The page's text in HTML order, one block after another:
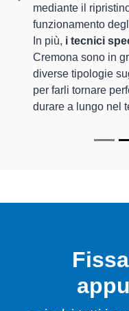
mediante il
funzionamento
In più, i tecnici
Cremona sono in
diverse tipologie
per farli tornare
durare a lungo nel